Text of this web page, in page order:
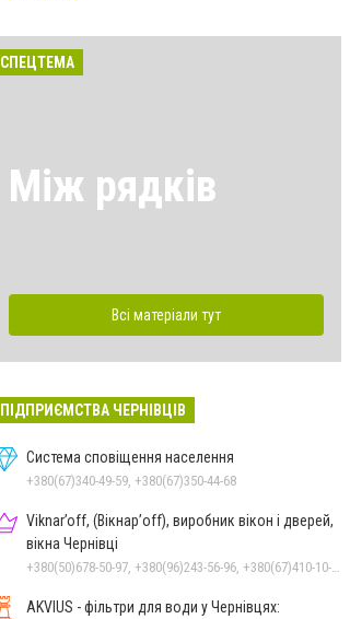
СПЕЦТЕМА
Між рядків
Всі матеріали тут
ПІДПРИЄМСТВА ЧЕРНІВЦІВ
Система сповіщення населення
+380(67)340-49-59, +380(67)350-44-68
Viknar’off, (Вікнар’off), виробник вікон і дверей,
вікна Чернівці
AKVIUS - фільтри для води у Чернівцях: